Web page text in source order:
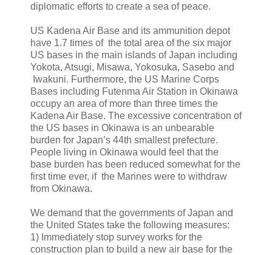
diplomatic efforts to create a sea of peace.
US Kadena Air Base and its ammunition depot
have 1.7 times of the total area of the six major
US bases in the main islands of Japan including
Yokota, Atsugi, Misawa, Yokosuka, Sasebo and
Iwakuni. Furthermore, the US Marine Corps
Bases including Futenma Air Station in Okinawa
occupy an area of more than three times the
Kadena Air Base. The excessive concentration of
the US bases in Okinawa is an unbearable
burden for Japan’s 44th smallest prefecture.
People living in Okinawa would feel that the
base burden has been reduced somewhat for the
first time ever, if the Marines were to withdraw
from Okinawa.
We demand that the governments of Japan and
the United States take the following measures:
1) Immediately stop survey works for the
construction plan to build a new air base for the